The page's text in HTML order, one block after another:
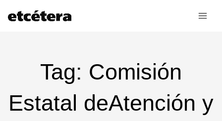
Tag: Comisión
Estatal deAtención y